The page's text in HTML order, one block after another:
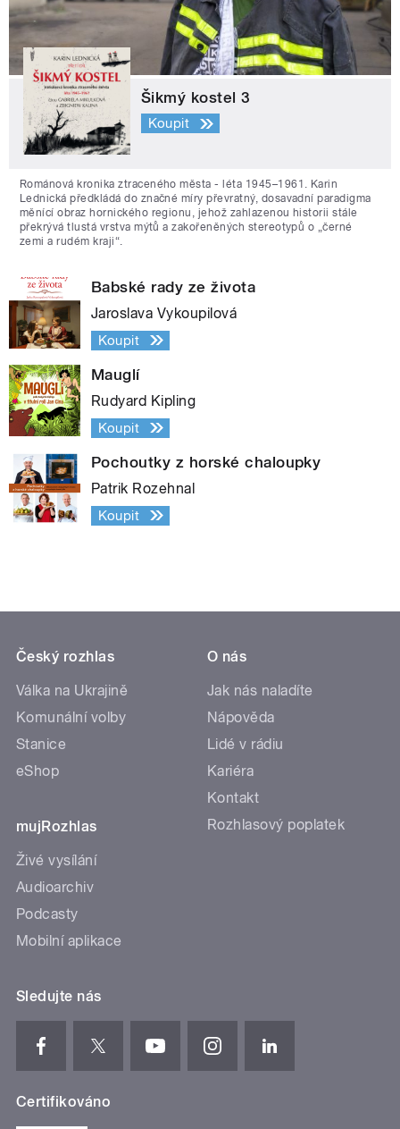
Šikmý kostel 3
Koupit
Románová kronika ztraceného města - léta 1945–1961. Karin
Lednická předkládá do značné míry převratný, dosavadní paradigma
měnící obraz hornického regionu, jehož zahlazenou historii stále
překrývá tlustá vrstva mýtů a zakořeněných stereotypů o „černé
zemi a rudém kraji“.
Babské rady ze života
Jaroslava Vykoupilová
Koupit
Mauglí
Rudyard Kipling
Koupit
Pochoutky z horské chaloupky
Patrik Rozehnal
Koupit
Český rozhlas
Válka na Ukrajině
Komunální volby
Stanice
eShop
mujRozhlas
Živé vysílání
Audioarchiv
Podcasty
Mobilní aplikace
O nás
Jak nás naladíte
Nápověda
Lidé v rádiu
Kariéra
Kontakt
Rozhlasový poplatek
Sledujte nás
Certifikováno